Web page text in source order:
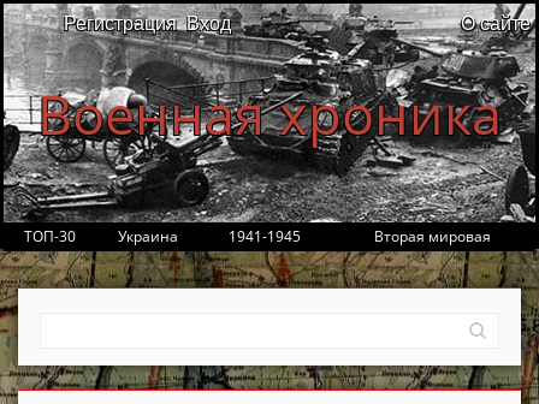
Регистрация Вход О сайте
Военная хроника
ТОП-30 Украина 1941-1945 Вторая мировая